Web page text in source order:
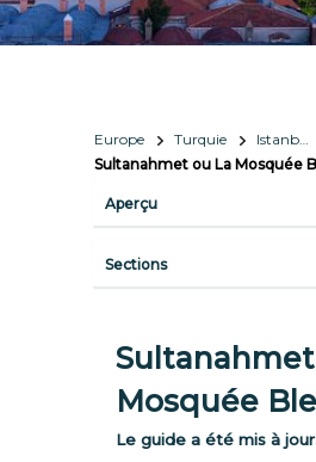
Europe Turquie Istanbul
Sultanahmet ou La Mosquée
Aperçu
Sections
Mosquée
Le guide a été mis à